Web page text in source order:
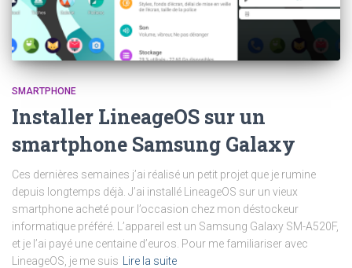
SMARTPHONE
Installer LineageOS sur un
smartphone Samsung Galaxy
Ces dernières semaines j’ai réalisé un petit projet que je rumine
depuis longtemps déjà. J’ai installé LineageOS sur un vieux
smartphone acheté pour l’occasion chez mon déstockeur
informatique préféré. L’appareil est un Samsung Galaxy SM-A520F,
et je l’ai payé une centaine d’euros. Pour me familiariser avec
LineageOS, je me suis
Lire la suite